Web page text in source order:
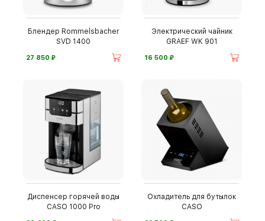
Блендер Rommelsbacher
SVD 1400
27 850 ⃏
Электрический чайник
GRAEF WK 901
16 500 ⃏
Диспенсер горячей воды
CASO 1000 Pro
Охладитель для бутылок
CASO